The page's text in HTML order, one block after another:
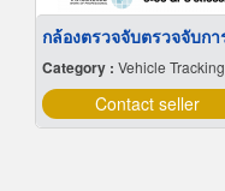
Category : Vehicle Tracking System
Contact seller